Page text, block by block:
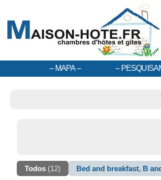
MAPA
Todos (12) Bed and breakfast, B